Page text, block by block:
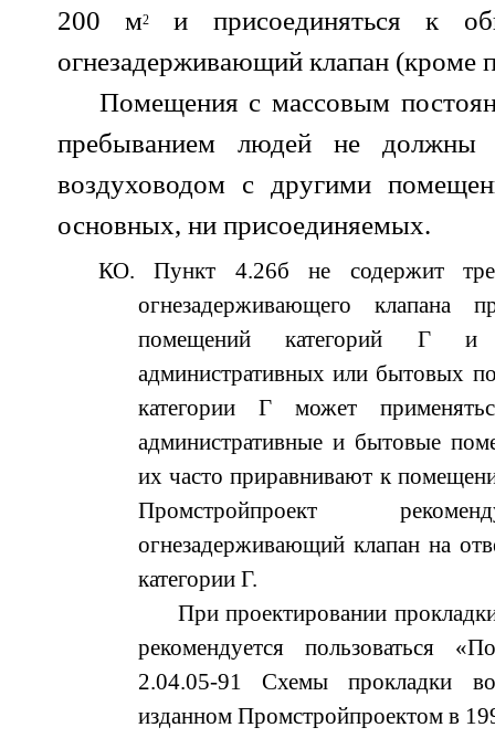
200 м2и присоединяться к
огнезадерживающий клапан (кроме
Помещения с массовым
пребыванием людей не должны
воздуховодом с другими
основных, ни присоединяемых.
КО. Пункт 4.26б не содержит
огнезадерживающего клапана
помещений категорий Г
административных или бытовых
категории Г может
административные и бытовые
их часто приравнивают к
Промстройпроект
огнезадерживающий клапан на
категории Г.
При проектировании
рекомендуется пользоваться
2.04.05-91 Схемы прокладки
изданном Промстройпроектом в